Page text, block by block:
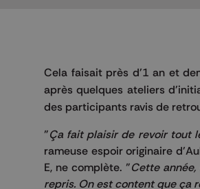
Cela faisait près d'1 an et
après quelques ateliers
des participants ravis de
"Ça fait plaisir de revoir tout
rameuse espoir originaire
E, ne complète. "Cette
repris. On est content que ça